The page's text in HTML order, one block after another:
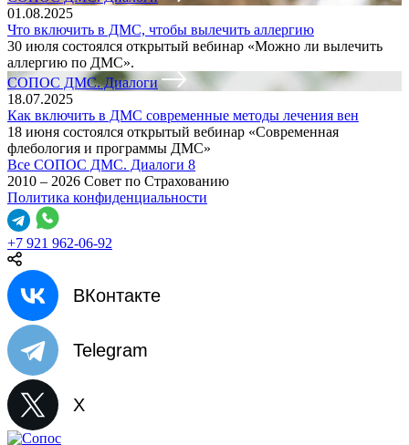
01.08.2025
Что включить в ДМС, чтобы вылечить аллергию
30 июля состоялся открытый вебинар «Можно ли вылечить
аллергию по ДМС».
СОПОС ДМС. Диалоги
18.07.2025
Как включить в ДМС современные методы лечения вен
18 июня состоялся открытый вебинар «Современная
флебология и программы ДМС»
Все СОПОС ДМС. Диалоги 8
2010 – 2026 Совет по Страхованию
Политика конфиденциальности
+7 921 962-06-92
ВКонтакте
Telegram
X